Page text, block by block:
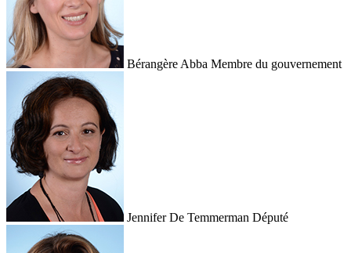
Bérangère Abba Membre du gouvernement
Jennifer De Temmerman Député